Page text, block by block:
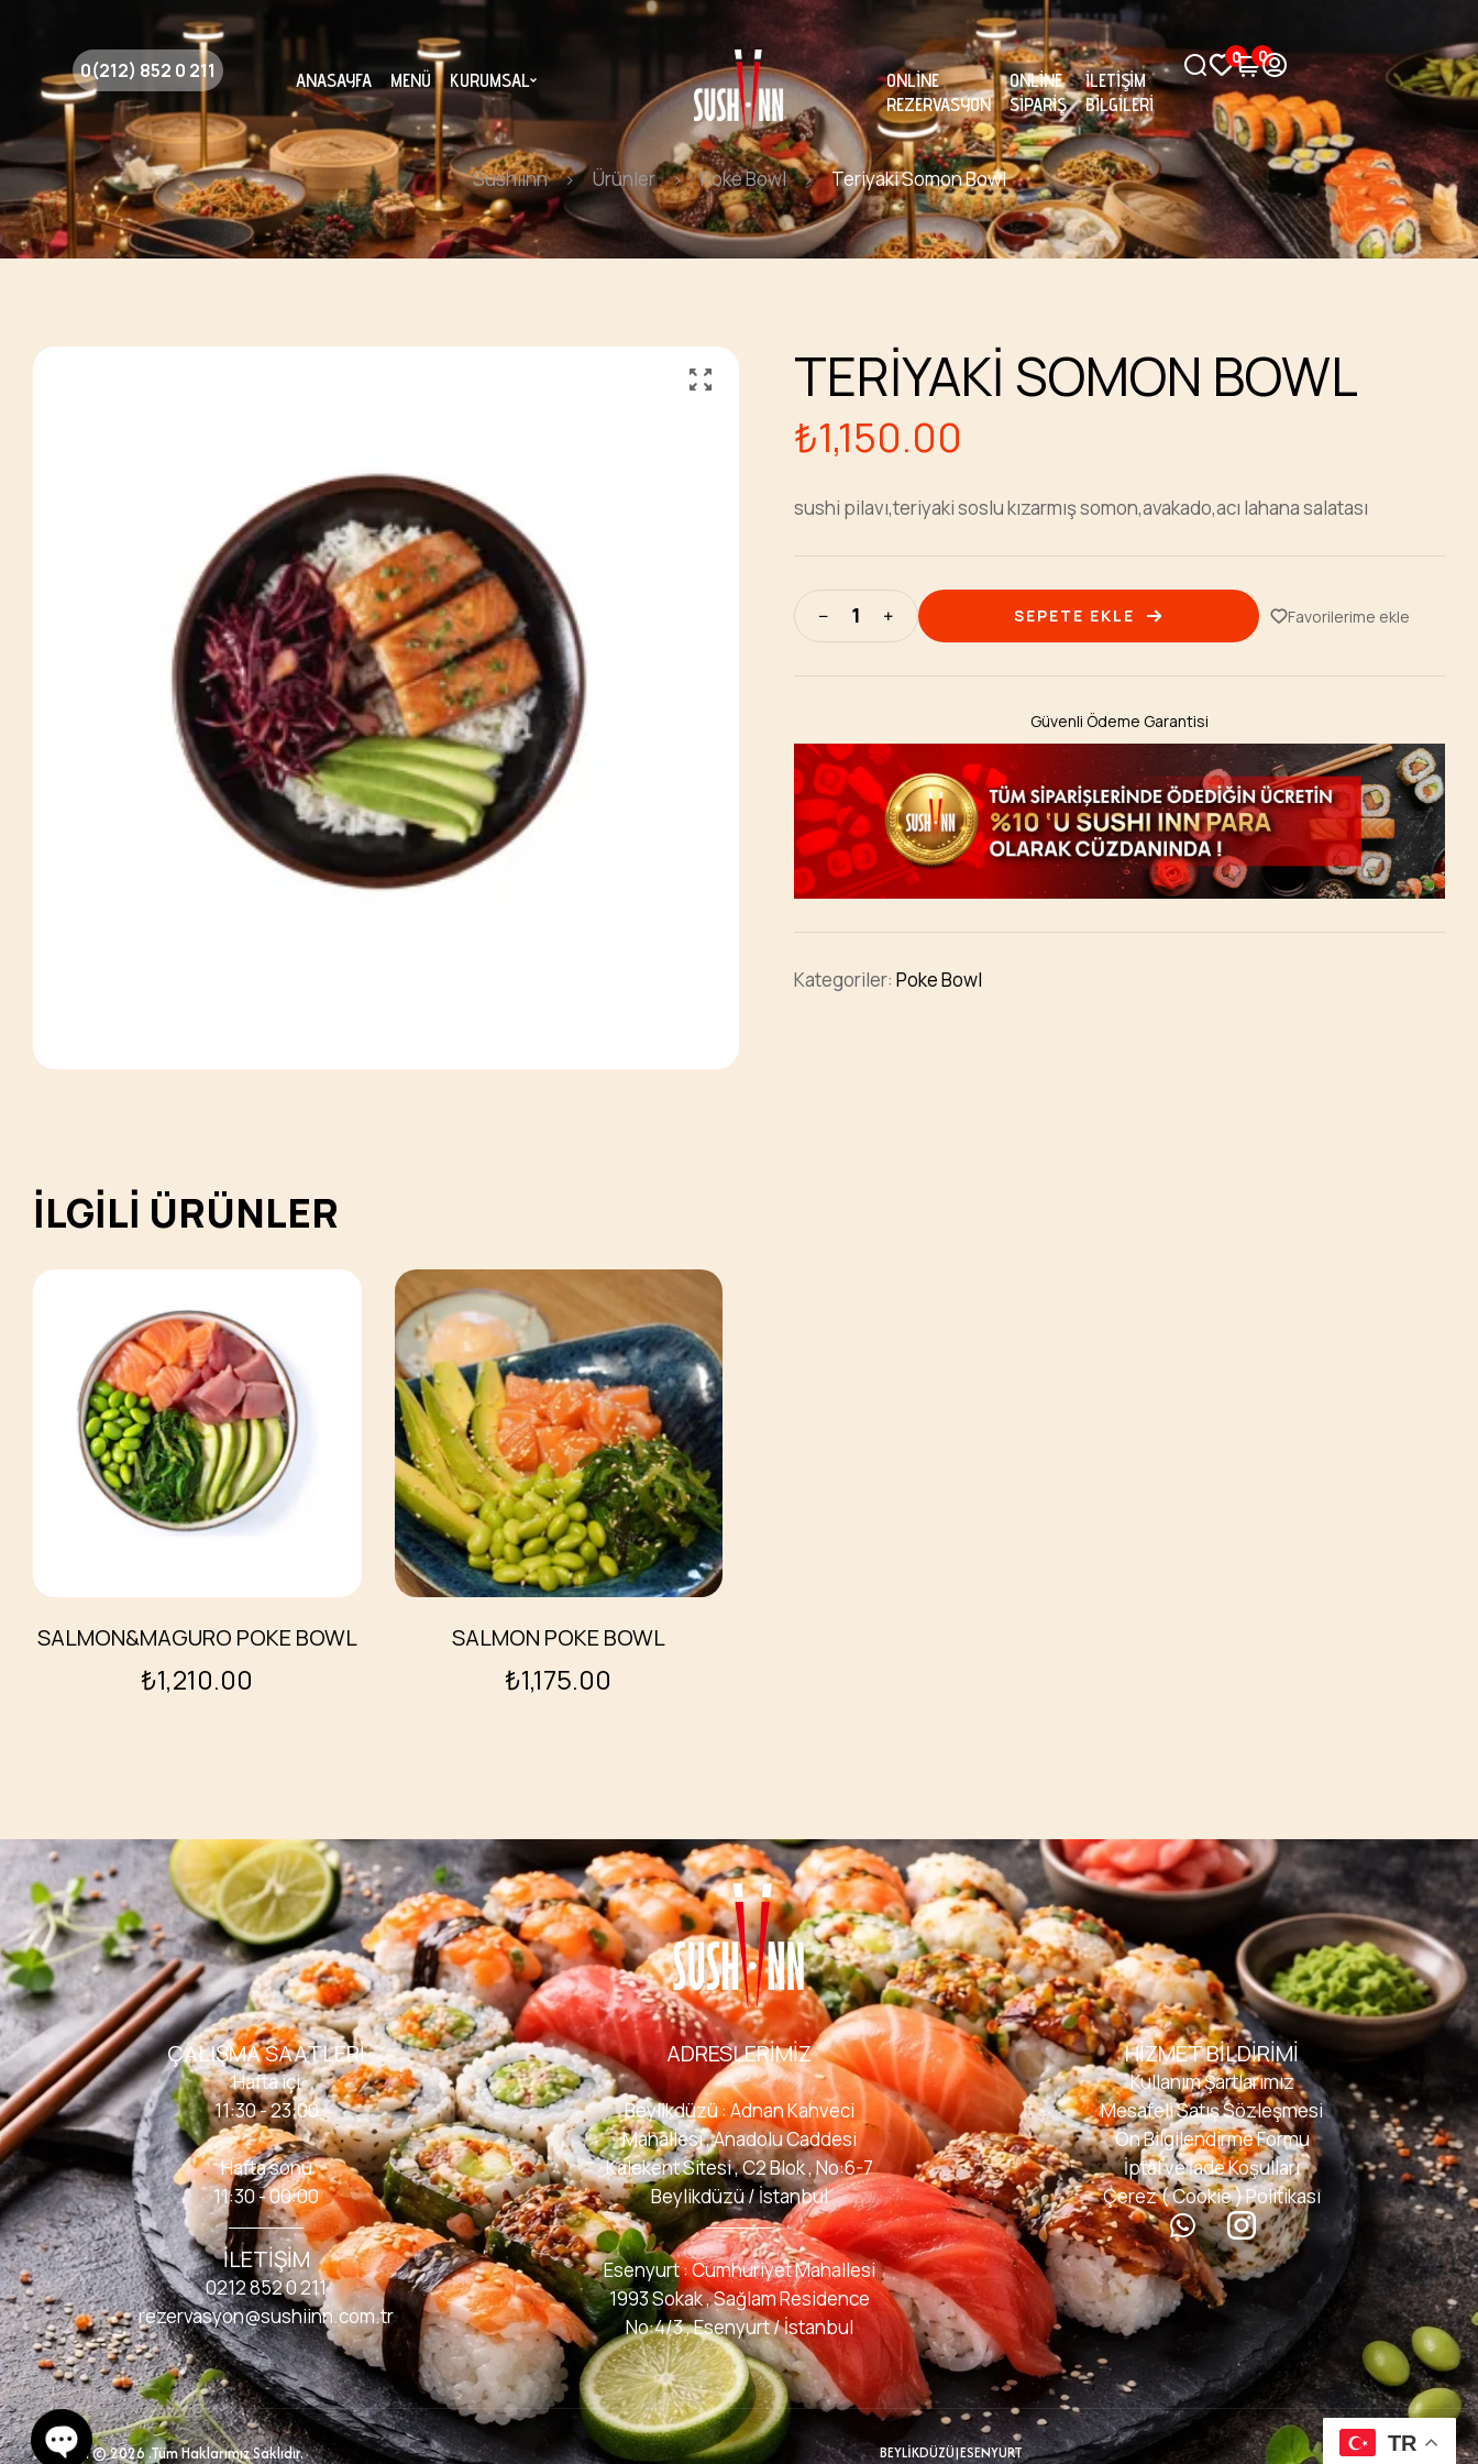
0(212) 852 0 211 ANASAYFA MENÜ KURUMSAL
ONLINE
REZERVASYON
ONLINE
SIPARIŞ
İLETIŞIM
BILGILERI
0 0
Sushiinn Ürünler Poke Bowl Teriyaki Somon Bowl
TERIYAKI SOMON BOWL
₺1,150.00
sushi pilavı,teriyaki soslu kızarmış somon,avakado,acı lahana salatası
SEPETE EKLE Favorilerime ekle
Güvenli Ödeme Garantisi
Kategoriler: Poke Bowl
İLGILI ÜRÜNLER
SALMON&MAGURO POKE BOWL
₺1,210.00
SALMON POKE BOWL
₺1,175.00
ÇALIŞMA SAATLERI
Hafta içi
11:30 - 23:00
Hafta sonu
11:30 - 00:00
İLETIŞIM
0212 852 0 211
rezervasyon@sushiinn.com.tr
ADRESLERIMIZ
Beylikdüzü : Adnan Kahveci
Mahallesi , Anadolu Caddesi
Kalekent Sitesi , C2 Blok , No:6-7
Beylikdüzü / İstanbul
Esenyurt : Cumhuriyet Mahallesi
1993 Sokak , Sağlam Residence
No:4/3 , Esenyurt / İstanbul
HIZMET BILDIRIMI
Kullanım Şartlarımız
Mesafeli Satış Sözleşmesi
Ön Bilgilendirme Formu
İptal ve İade Koşulları
Çerez ( Cookie ) Politikası
Sushi Inn © 2026.Tüm Haklarımız Saklıdır. BEYLİKDÜZÜ|ESENYURT TR